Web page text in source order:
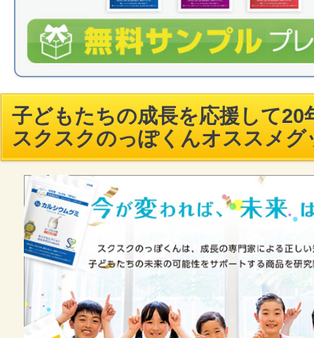
子どもたちの成長を応援して20
スクスクのっぽくんオススメグ